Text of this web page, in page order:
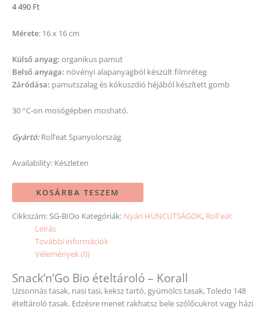
4 490 Ft
Mérete: 16 x 16 cm
Külső anyag: organikus pamut
Belső anyaga: növényi alapanyagból készült filmréteg
Záródása: pamutszalag és kókuszdió héjából készített gomb
30 °C-on mosógépben mosható.
Gyártó:Roll’eat Spanyolország
Availability: Készleten
KOSÁRBA TESZEM
Cikkszám:SG-BIOo Kategóriák: Nyári HUNCUTSÁGOK, Roll'eat
Leírás
További információk
Vélemények (0)
Snack’n’Go Bio ételtároló – Korall
Uzsonnás tasak, nasi tasi, keksz tartó, gyümölcs tasak, Toledo 148
ételtároló tasak. Edzésre menet rakhatsz bele szőlőcukrot vagy házi